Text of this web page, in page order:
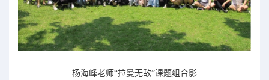
杨海峰老师“拉曼无敌”课题组合影